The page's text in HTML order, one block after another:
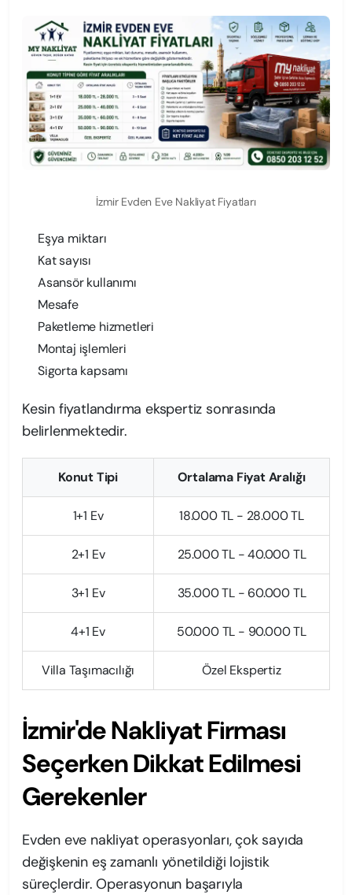
İzmir Evden Eve Nakliyat Fiyatları
Eşya miktarı
Kat sayısı
Asansör kullanımı
Mesafe
Paketleme hizmetleri
Montaj işlemleri
Sigorta kapsamı
Kesin fiyatlandırma ekspertiz sonrasında
belirlenmektedir.
Konut Tipi Ortalama Fiyat Aralığı
1+1 Ev 18.000 TL - 28.000 TL
2+1 Ev 25.000 TL - 40.000 TL
3+1 Ev 35.000 TL - 60.000 TL
4+1 Ev 50.000 TL - 90.000 TL
Villa Taşımacılığı Özel Ekspertiz
İzmir'de Nakliyat Firması
Seçerken Dikkat Edilmesi
Gerekenler
Evden eve nakliyat operasyonları, çok sayıda
değişkenin eş zamanlı yönetildiği lojistik
süreçlerdir. Operasyonun başarıyla